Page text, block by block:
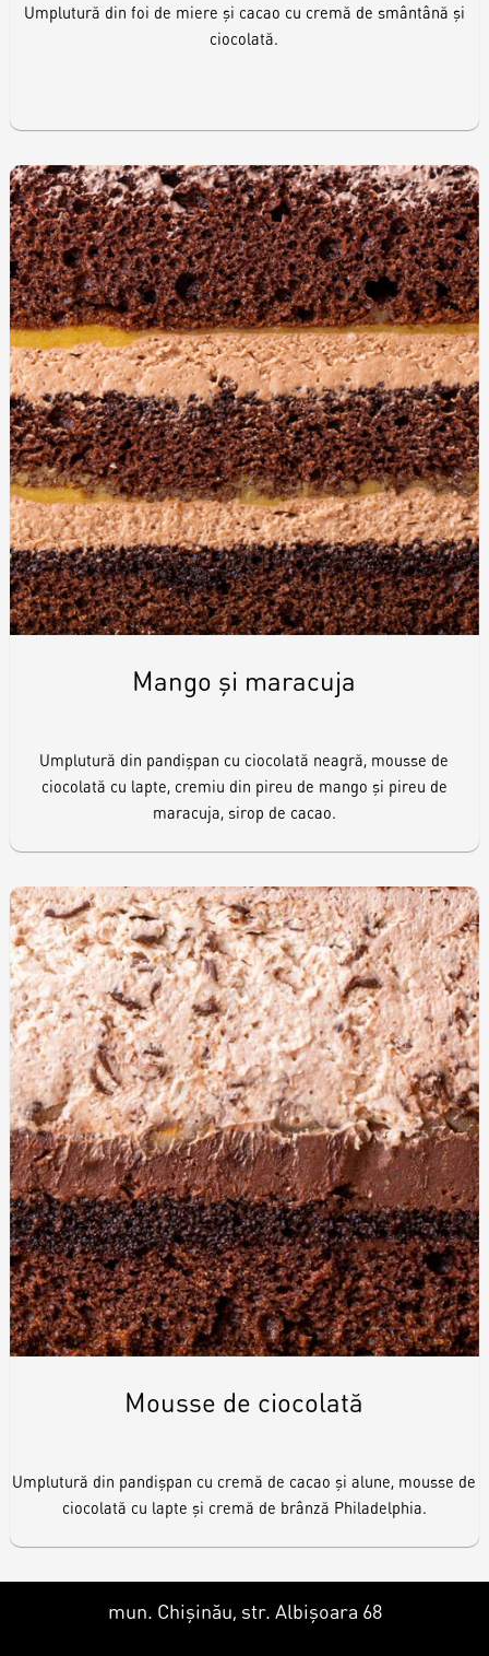
Umplutură din foi de miere și cacao cu cremă de smântână și
ciocolată.
Mango și maracuja
Umplutură din pandișpan cu ciocolată neagră, mousse de
ciocolată cu lapte, cremiu din pireu de mango și pireu de
maracuja, sirop de cacao.
Mousse de ciocolată
Umplutură din pandișpan cu cremă de cacao și alune, mousse de
ciocolată cu lapte și cremă de brânză Philadelphia.
mun. Chișinău, str. Albișoara 68